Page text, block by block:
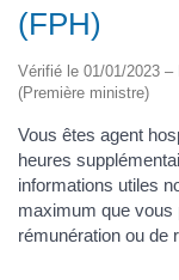
(FPH)
Vérifié le 01/01/2023 –
(Première ministre)
Vous êtes agent
heures
informations utiles
maximum que vous
rémunération ou de